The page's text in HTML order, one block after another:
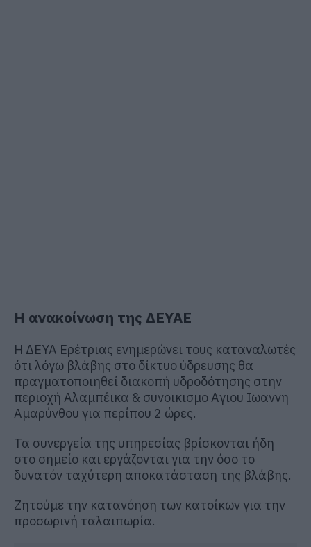
Η ανακοίνωση της ΔΕΥΑΕ
Η ΔΕΥΑ Ερέτριας ενημερώνει τους καταναλωτές
ότι λόγω βλάβης στο δίκτυο ύδρευσης θα
πραγματοποιηθεί διακοπή υδροδότησης στην
περιοχή Αλαμπέικα & συνοικισμο Αγιου Ιωαννη
Αμαρύνθου για περίπου 2 ώρες.
Τα συνεργεία της υπηρεσίας βρίσκονται ήδη
στο σημείο και εργάζονται για την όσο το
δυνατόν ταχύτερη αποκατάσταση της βλάβης.
Ζητούμε την κατανόηση των κατοίκων για την
προσωρινή ταλαιπωρία.